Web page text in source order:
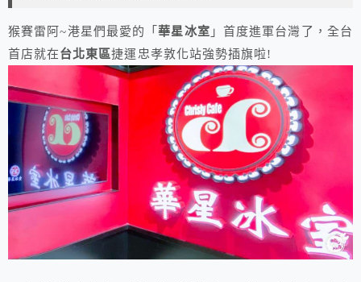
猴賽雷阿~港星們最愛的「華星冰室 」首度進軍台灣了，全台
首店就在台北東區捷運忠孝敦化站強勢插旗啦!